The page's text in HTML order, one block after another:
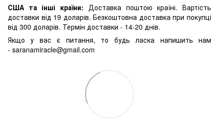
США та інші країни: Доставка поштою країні. Вартість
доставки від 19 доларів. Безкоштовна доставка при покупці
від 300 доларів. Термін доставки - 14-20 днів.
Якщо у вас є питання, то будь ласка напишить нам
- saranamiracle@gmail.com